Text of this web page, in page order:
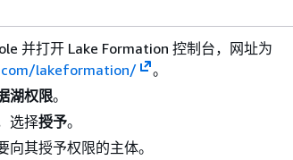
并打开 Lake Formation 控制台，网址为
lakeformation/
。
湖权限。
选择授予。
向其授予权限的主体。